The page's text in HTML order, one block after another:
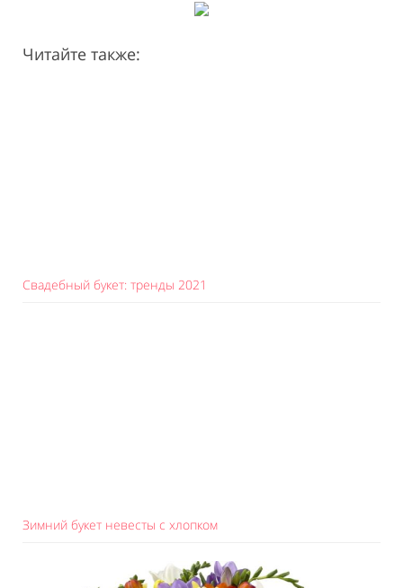
Читайте также:
Свадебный букет: тренды 2021
Зимний букет невесты с хлопком